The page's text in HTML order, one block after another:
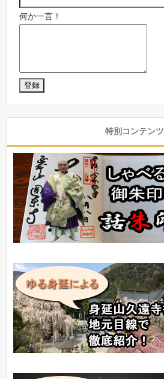
何か一言！
特別コンテンツ